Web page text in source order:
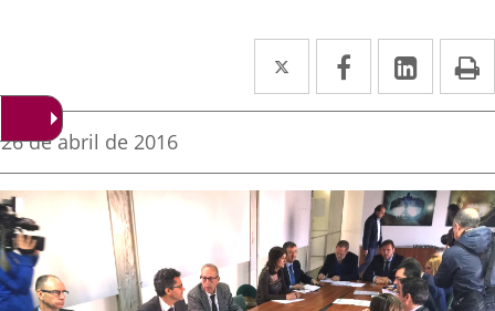
Twitter
Enlace
a
aplicación
externa.
Facebook
Enlace
a
aplicación
externa.
Enlace
a
Fecha
la
noticia
26 de abril de 2016